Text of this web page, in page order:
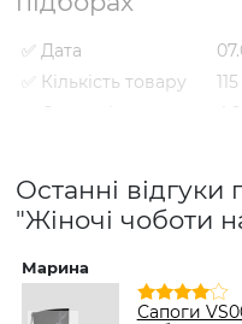
✅ Дата
✅ Кількість товару
115
✅ Середній рейтинг
4.9
✅ Найдешевший
товар
✅ Найдорожчий
✅
Найпопулярніший
товар
Останні відгуки
"Жіночі чоботи
Марина
Сапоги